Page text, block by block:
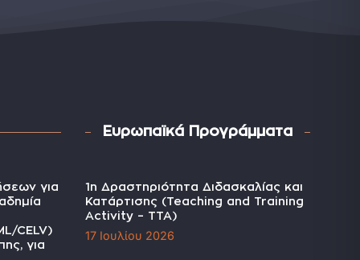
για
CELV)
για
Ευρωπαϊκά Προγράμματα
1η Δραστηριότητα Διδασκαλίας και
Κατάρτισης (Teaching and Training
Activity – TTA)
17 Ιουλίου 2026